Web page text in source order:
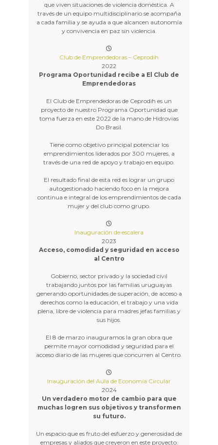
que viven situaciones de violencia doméstica. A
través de un equipo multidisciplinario se acompaña
a cada familia y se ayuda a que alcancen autonomía
y convivencia en paz sin violencia.
Club de Emprendedoras – Ceprodih
2022
Programa Oportunidad recibe a El Club de
Emprendedoras
El Club de Emprendedoras de Ceprodih es un
proyecto de nuestro Programa Oportunidad que
toma fuerza en este 2022 de la mano de Hidrovias
Do Brasil.
Tiene como objetivo principal potenciar los
emprendimientos liderados por 300 mujeres, a
través de una red de apoyo y trabajo en equipo.
El resultado final de esta red es lograr un grupo
autogestionado haciendo foco en la mejora
continua e integral de los emprendimientos de cada
mujer y del club como grupo.
Inauguración de escalera
2023
Acceso, comodidad y seguridad en acceso
al Centro
Gobierno, sector privado y la sociedad civil
trabajando juntos por las familias uruguayas
generando oportunidades de superación, de acceso a
derechos como la educación, el trabajo y una vida
plena, libre de violencia para madres jefas familias y
sus hijos.
El 8 de marzo inauguramos la gran obra que
permite mayor comodidad y seguridad para el
acceso diario de las mujeres que concurren al Centro.
Inauguración del Aula de Economía Circular
2024
Un verdadero motor de cambio para que
muchas logren sus objetivos y transformen
su futuro.
Un espacio que es fruto del esfuerzo y generosidad de
empresas y aliados que creyeron en este proyecto.